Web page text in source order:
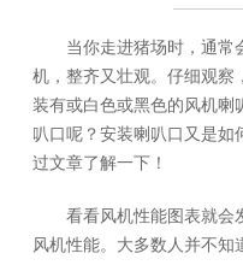
当你走进猪场时，通
机，整齐又壮观。仔细观
装有或白色或黑色的风机喇叭
叭口呢？安装喇叭口又是
过文章了解一下！
看看风机性能图表就会
风机性能。大多数人并不知道